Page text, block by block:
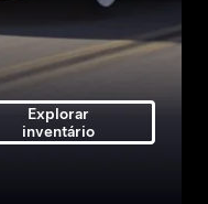
Explorar
inventário